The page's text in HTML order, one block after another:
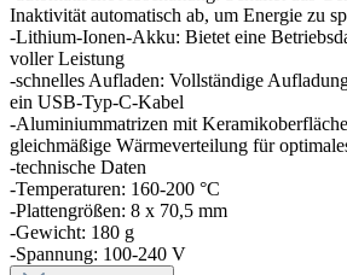
Inaktivität automatisch ab, um Energie zu
-Lithium-Ionen-Akku: Bietet eine
voller Leistung
-schnelles Aufladen: Vollständige
ein USB-Typ-C-Kabel
-Aluminiummatrizen mit
gleichmäßige Wärmeverteilung für
-technische Daten
-Temperaturen: 160-200 °C
-Plattengrößen: 8 x 70,5 mm
-Gewicht: 180 g
-Spannung: 100-240 V